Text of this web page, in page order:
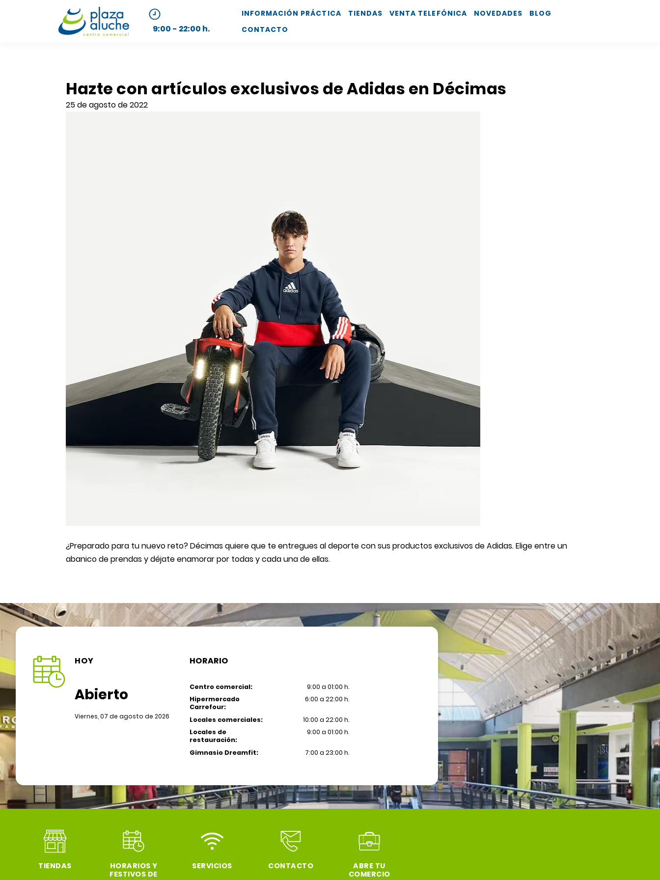
9:00 - 22:00 h.
INFORMACIÓN PRÁCTICA TIENDAS VENTA TELEFÓNICA NOVEDADES
BLOG
CONTACTO
Hazte con artículos exclusivos de Adidas en Décimas
25 de agosto de 2022
¿Preparado para tu nuevo reto? Décimas quiere que te entregues al deporte con sus productos exclusivos de Adidas. Elige entre un
abanico de prendas y déjate enamorar por todas y cada una de ellas.
HOY
Abierto
Viernes, 07 de agosto de 2026
HORARIO
Centro comercial:
9:00 a 01:00 h.
Hipermercado
Carrefour:
6:00 a 22:00 h.
Locales comerciales:
10:00 a 22:00 h.
Locales de
restauración:
9:00 a 01:00 h.
Gimnasio Dreamfit: 7:00 a 23:00 h.
TIENDAS
HORARIOS Y
FESTIVOS DE
SERVICIOS CONTACTO
ABRE TU
COMERCIO